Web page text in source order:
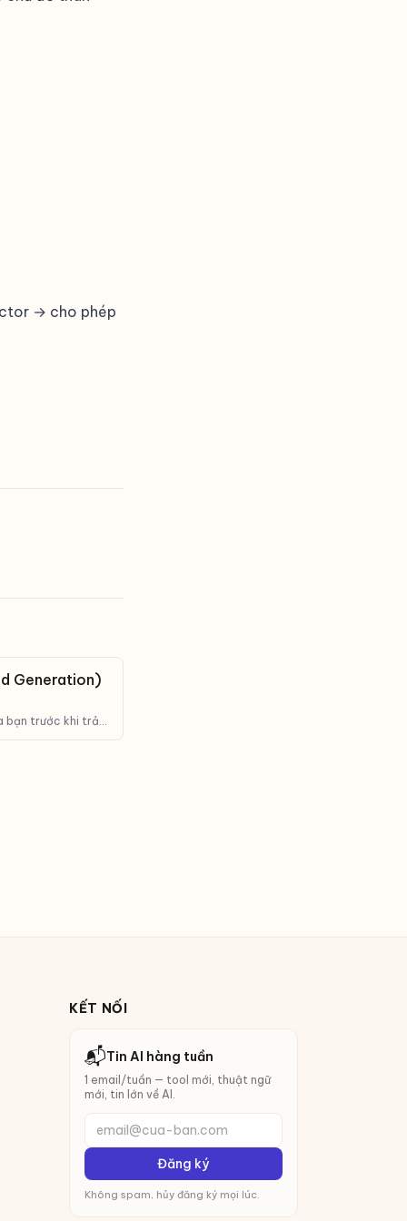
→ cho phép
Generation)
bạn trước khi trả
KẾT NỐI
📬Tin AI hàng tuần
1 email/tuần — tool mới, thuật ngữ
mới, tin lớn về AI.
email@cua-ban.com
Đăng ký
Không spam, hủy đăng ký mọi lúc.